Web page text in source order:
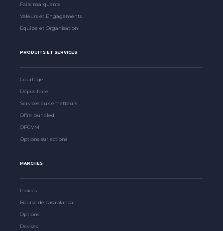
Faits marquants
Valeurs et Engagements
Equipe et Organisation
PRODUITS ET SERVICES
Courtage
Dépositaire
Services aux émetteurs
Offre bundled
OPCVM
Options sur actions
MARCHÉS
Indices
Bourse de casablanca
Options
Devises